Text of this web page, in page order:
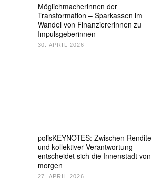
Möglichmacherinnen der
Transformation – Sparkassen im
Wandel von Finanziererinnen zu
Impulsgeberinnen
30. APRIL 2026
polisKEYNOTES: Zwischen Rendite
und kollektiver Verantwortung
entscheidet sich die Innenstadt von
morgen
27. APRIL 2026